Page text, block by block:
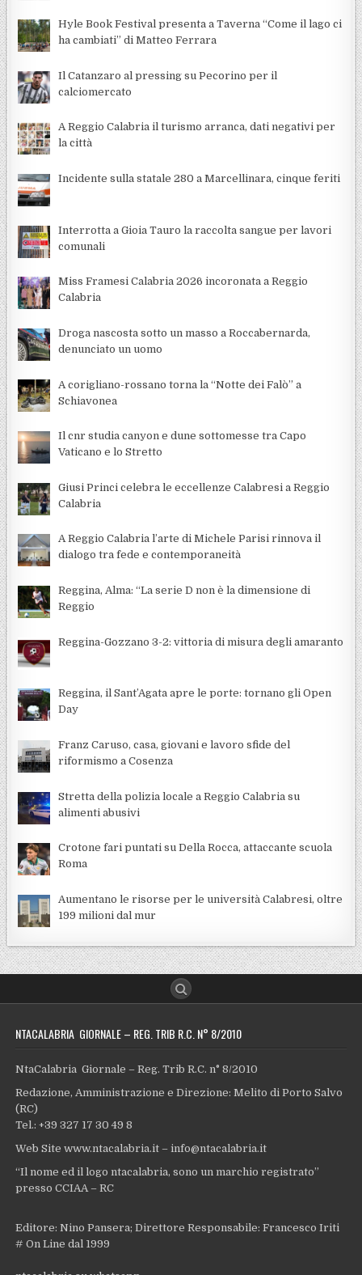
Hyle Book Festival presenta a Taverna “Come il lago ci
ha cambiati” di Matteo Ferrara
Il Catanzaro al pressing su Pecorino per il
calciomercato
A Reggio Calabria il turismo arranca, dati negativi per
la città
Incidente sulla statale 280 a Marcellinara, cinque feriti
Interrotta a Gioia Tauro la raccolta sangue per lavori
comunali
Miss Framesi Calabria 2026 incoronata a Reggio
Calabria
Droga nascosta sotto un masso a Roccabernarda,
denunciato un uomo
A corigliano-rossano torna la “Notte dei Falò” a
Schiavonea
Il cnr studia canyon e dune sottomesse tra Capo
Vaticano e lo Stretto
Giusi Princi celebra le eccellenze Calabresi a Reggio
Calabria
A Reggio Calabria l’arte di Michele Parisi rinnova il
dialogo tra fede e contemporaneità
Reggina, Alma: “La serie D non è la dimensione di
Reggio
Reggina-Gozzano 3-2: vittoria di misura degli amaranto
Reggina, il Sant’Agata apre le porte: tornano gli Open
Day
Franz Caruso, casa, giovani e lavoro sfide del
riformismo a Cosenza
Stretta della polizia locale a Reggio Calabria su
alimenti abusivi
Crotone fari puntati su Della Rocca, attaccante scuola
Roma
Aumentano le risorse per le università Calabresi, oltre
199 milioni dal mur
NTACALABRIA GIORNALE – REG. TRIB R.C. N° 8/2010
NtaCalabria Giornale – Reg. Trib R.C. n° 8/2010
Redazione, Amministrazione e Direzione: Melito di Porto Salvo
(RC)
Tel.: +39 327 17 30 49 8
Web Site www.ntacalabria.it – info@ntacalabria.it
“Il nome ed il logo ntacalabria, sono un marchio registrato”
presso CCIAA – RC
Editore: Nino Pansera; Direttore Responsabile: Francesco Iriti
# On Line dal 1999